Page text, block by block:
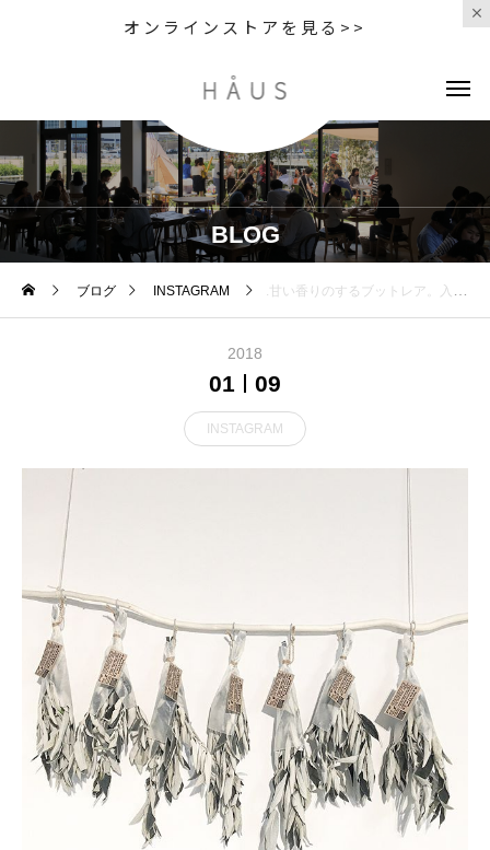
オンラインストアを見る>>
BLOG
ブログ INSTAGRAM .甘い香りのするブットレア。入荷しました。.もわもわと毛羽立った葉は見てもさわってもやさしい気持ちになります。.#ブットレア#hanging#hausmatsue #島根#松江
2018
01 09
INSTAGRAM